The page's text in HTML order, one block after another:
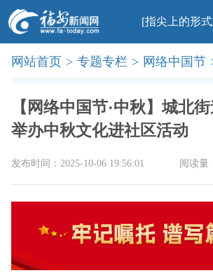
[指尖上的形
首页 新闻 社会 民生 法
网站首页 > 专题专栏 > 网络中国节
【网络中国节·中秋】城北
举办中秋文化进社区活动
阅读量
发布时间：2025-10-06 19:56:01